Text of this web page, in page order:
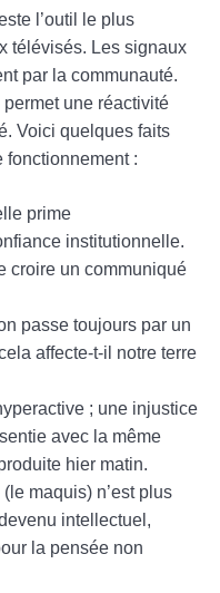
l’outil le plus
télévisés. Les signaux
par la communauté.
une réactivité
Voici quelques faits
:
prime
institutionnelle.
croire un communiqué
passe toujours par un
affecte-t-il notre terre
; une injustice
avec la même
hier matin.
maquis) n’est plus
intellectuel,
la pensée non